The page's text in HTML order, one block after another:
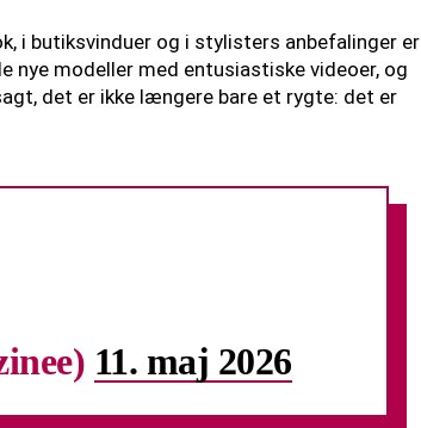
i butiksvinduer og i stylisters anbefalinger er
nye modeller med entusiastiske videoer, og
det er ikke længere bare et rygte: det er
11. maj 2026